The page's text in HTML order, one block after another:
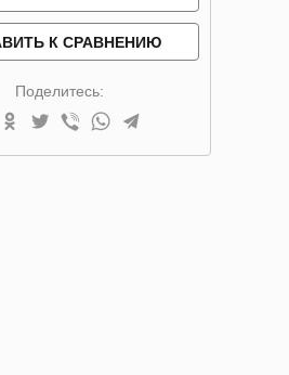
К СРАВНЕНИЮ
Поделитесь: